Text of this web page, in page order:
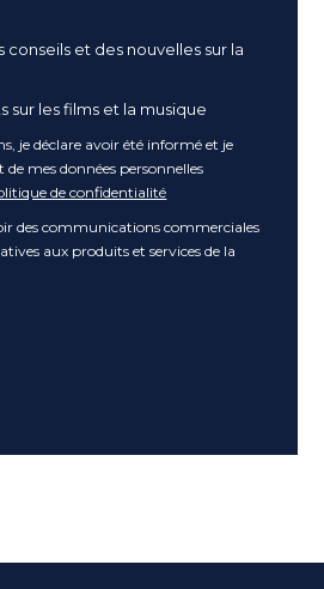
conseils et des nouvelles sur la
sur les films et la musique
je déclare avoir été informé et je
mes données personnelles
de confidentialité
des communications commerciales
aux produits et services de la